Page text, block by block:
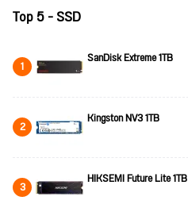
Top 5 - SSD
1 SanDisk Extreme 1TB
2 Kingston NV3 1TB
3 HIKSEMI Future Lite 1TB